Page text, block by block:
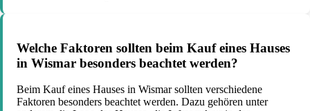
Welche Faktoren sollten beim Kauf eines Hauses
in Wismar besonders beachtet werden?
Beim Kauf eines Hauses in Wismar sollten verschiedene
Faktoren besonders beachtet werden. Dazu gehören unter